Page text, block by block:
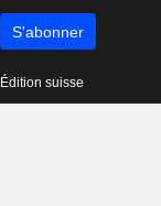
S'abonner
Édition suisse